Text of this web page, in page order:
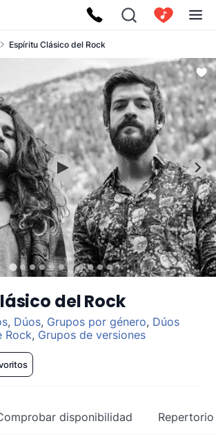
Espíritu Clásico del Rock
del Rock
, Dúos, Grupos por género, Dúos
Rock, Grupos de versiones
disponibilidad Repertorio